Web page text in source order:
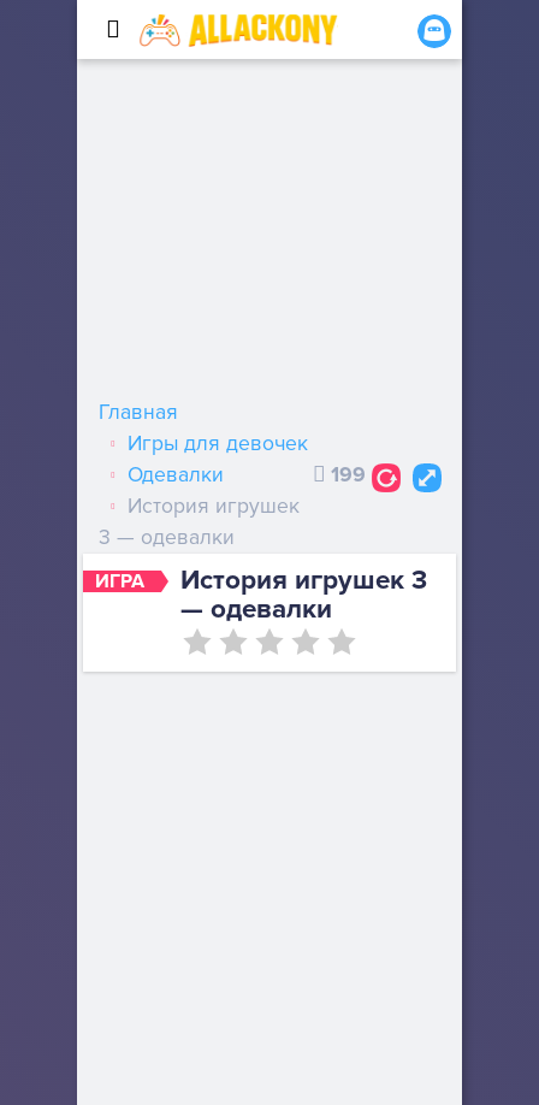
ИГРА
История игрушек 3
— одевалки
Главная
Игры для девочек
Одевалки
История игрушек
3 — одевалки
199